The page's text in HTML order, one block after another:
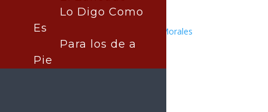
Publicado por:
Juan Antonio Pérez Morales
SONORA
22 enero, 2026
Lo Digo Como
Es
Para los de a
Pie